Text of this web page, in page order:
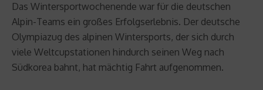
Das Wintersportwochenende war für die deutschen
Alpin-Teams ein großes Erfolgserlebnis. Der deutsche
Olympiazug des alpinen Wintersports, der sich durch
viele Weltcupstationen hindurch seinen Weg nach
Südkorea bahnt, hat mächtig Fahrt aufgenommen.